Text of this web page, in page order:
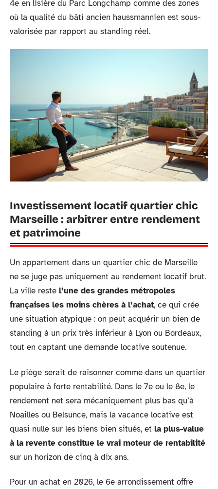
4e en lisière du Parc Longchamp comme des zones
où la qualité du bâti ancien haussmannien est sous-
valorisée par rapport au standing réel.
Investissement locatif quartier chic
Marseille : arbitrer entre rendement
et patrimoine
Un appartement dans un quartier chic de Marseille
ne se juge pas uniquement au rendement locatif brut.
La ville reste l’une des grandes métropoles
françaises les moins chères à l’achat, ce qui crée
une situation atypique : on peut acquérir un bien de
standing à un prix très inférieur à Lyon ou Bordeaux,
tout en captant une demande locative soutenue.
Le piège serait de raisonner comme dans un quartier
populaire à forte rentabilité. Dans le 7e ou le 8e, le
rendement net sera mécaniquement plus bas qu’à
Noailles ou Belsunce, mais la vacance locative est
quasi nulle sur les biens bien situés, et la plus-value
à la revente constitue le vrai moteur de rentabilité
sur un horizon de cinq à dix ans.
Pour un achat en 2026, le 6e arrondissement offre